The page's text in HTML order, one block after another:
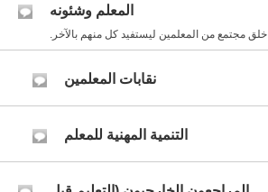
المعلم وشئونه
خلق مجتمع من المعلمين ليستفيد كل منهم بالآخر.
نقابات المعلمين
التنمية المهنية للمعلم